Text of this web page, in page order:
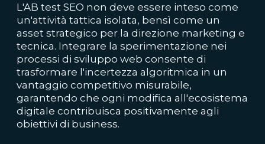
L'AB test SEO non deve essere inteso come
un'attività tattica isolata, bensì come un
asset strategico per la direzione marketing e
tecnica. Integrare la sperimentazione nei
processi di sviluppo web consente di
trasformare l'incertezza algoritmica in un
vantaggio competitivo misurabile,
garantendo che ogni modifica all'ecosistema
digitale contribuisca positivamente agli
obiettivi di business.